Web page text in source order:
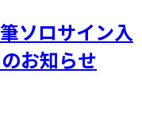
ソロサイン入
お知らせ